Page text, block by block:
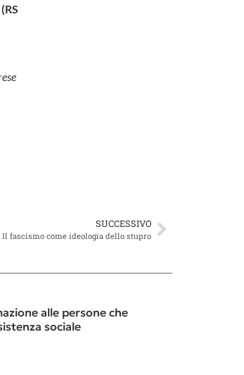
SUCCESSIVO
Il fascismo come ideologia dello stupro
alle persone che
sociale